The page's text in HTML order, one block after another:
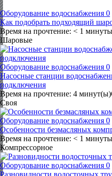
Оборудование водоснабжения 0
Как подобрать подходящий
Время на прочтение: < 1
Шаровые
Оборудование водоснабжения 0
Насосные станции
подключения
Время на прочтение: 4
Своя
Оборудование водоснабжения 0
Особенности безмасляных
Время на прочтение: < 1
Компрессорное
Оборудование водоснабжения 0
Разновидности водосточных